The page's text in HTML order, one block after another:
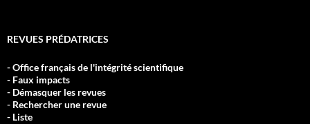
REVUES PRÉDATRICES
- Office français de l'intégrité scientifique
- Faux impacts
- Démasquer les revues
- Rechercher une revue
- Liste